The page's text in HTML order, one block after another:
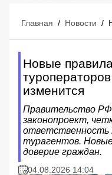
Главная / Новости /
Новые
изменится
Правительство РФ
законопроект,
ответственность
турагентов.
доверие граждан.
04.08.2026 14:04